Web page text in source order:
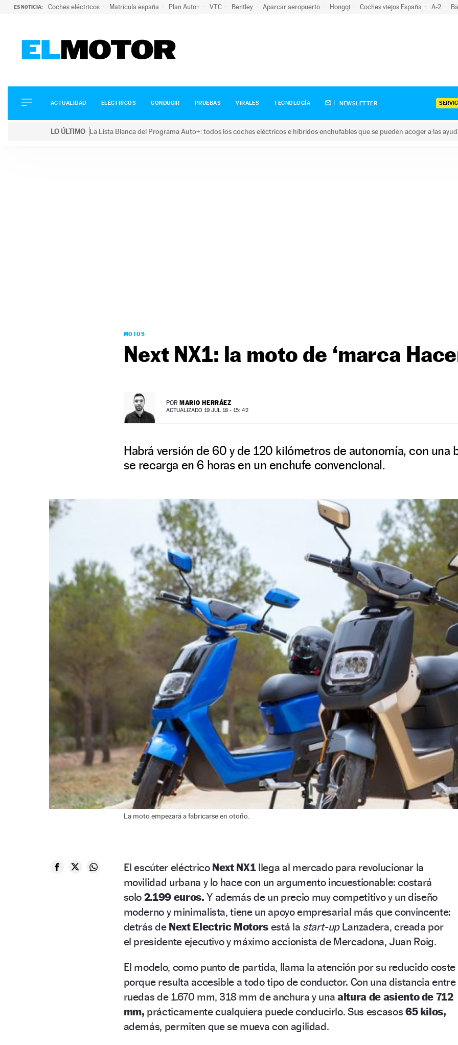
ES NOTICIA: Coches eléctricos Matrícula españa Plan Auto+ VTC Bentley Aparcar aeropuerto Hongqi Coches viejos España A-2
ELÉCTRICOS
CONDUCIR
ACTUALIDAD ELÉCTRICOS CONDUCIR PRUEBAS VIRALES TECNOLOGÍA NEWSLETTER
LO ÚLTIMO La Lista Blanca del Programa Auto+: todos los coches eléctricos e híbridos enchufables que se pueden acoger a las
MOTOS
Next NX1: la moto de ‘marca
POR MARIO HERRÁEZ
ACTUALIZADO 19 JUL 18 - 15: 42
Habrá versión de 60 y de 120 kilómetros de autonomía, con una
se recarga en 6 horas en un enchufe convencional.
La moto empezará a fabricarse en otoño.
El escúter eléctrico Next NX1llega al mercado para revolucionar la
movilidad urbana y lo hace con un argumento incuestionable: costará
solo 2.199 euros.Y además de un precio muy competitivo y un diseño
moderno y minimalista, tiene un apoyo empresarial más que convincente:
detrás de Next Electric Motors está la start-upLanzadera, creada por
el presidente ejecutivo y máximo accionista de Mercadona, Juan Roig.
El modelo, como punto de partida, llama la atención por su reducido coste
porque resulta accesible a todo tipo de conductor. Con una distancia entre
ruedas de 1.670 mm, 318 mm de anchura y unaaltura de asiento de 712
mm, prácticamente cualquiera puede conducirlo. Sus escasos 65 kilos,
además, permiten que se mueva con agilidad.